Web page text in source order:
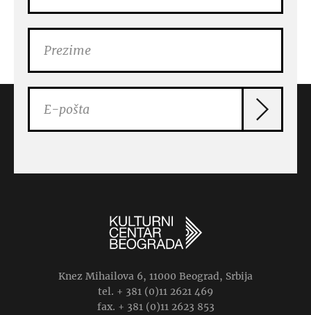
Knez Mihailova 6, 11000 Beograd, Srbija
tel. + 381 (0)11 2621 469
fax. + 381 (0)11 2623 853